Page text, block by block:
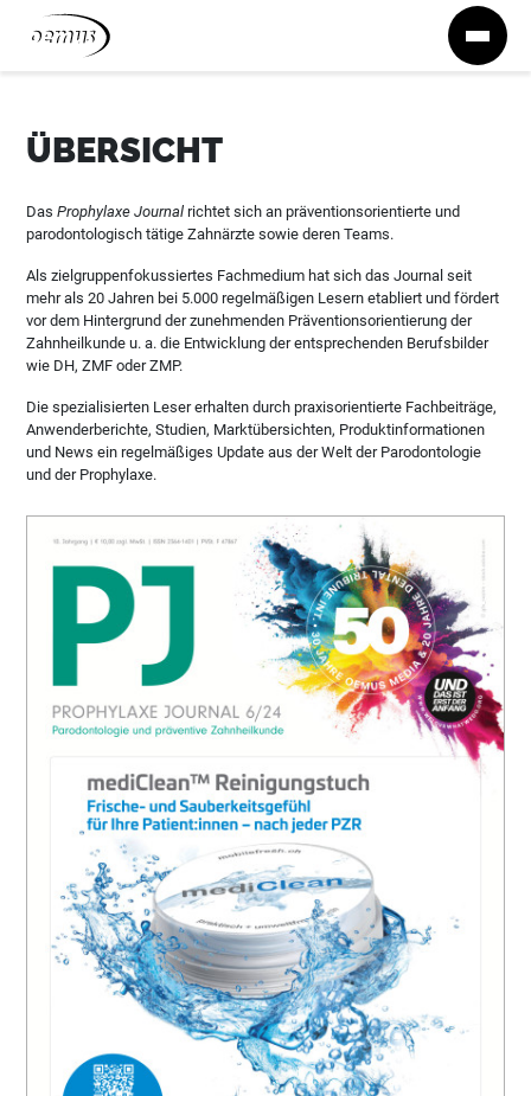
Zum Inhalt springen
ÜBERSICHT
DasProphylaxe Journal richtet sich an präventionsorientierte und
parodontologisch tätige Zahnärzte sowie deren Teams.
Als zielgruppenfokussiertes Fachmedium hat sich das Journal seit
mehr als 20 Jahren bei 5.000 regelmäßigen Lesern etabliert und fördert
vor dem Hintergrund der zunehmenden Präventionsorientierung der
Zahnheilkunde u. a. die Entwicklung der entsprechenden Berufsbilder
wie DH, ZMF oder ZMP.
Die spezialisierten Leser erhalten durch praxisorientierte Fachbeiträge,
Anwenderberichte, Studien, Marktübersichten, Produktinformationen
und News ein regelmäßiges Update aus der Welt der Parodontologie
und der Prophylaxe.